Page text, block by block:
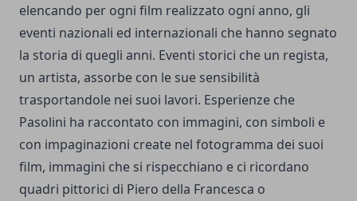
elencando per ogni film realizzato ogni anno, gli
eventi nazionali ed internazionali che hanno segnato
la storia di quegli anni. Eventi storici che un regista,
un artista, assorbe con le sue sensibilità
trasportandole nei suoi lavori. Esperienze che
Pasolini ha raccontato con immagini, con simboli e
con impaginazioni create nel fotogramma dei suoi
film, immagini che si rispecchiano e ci ricordano
quadri pittorici di Piero della Francesca o